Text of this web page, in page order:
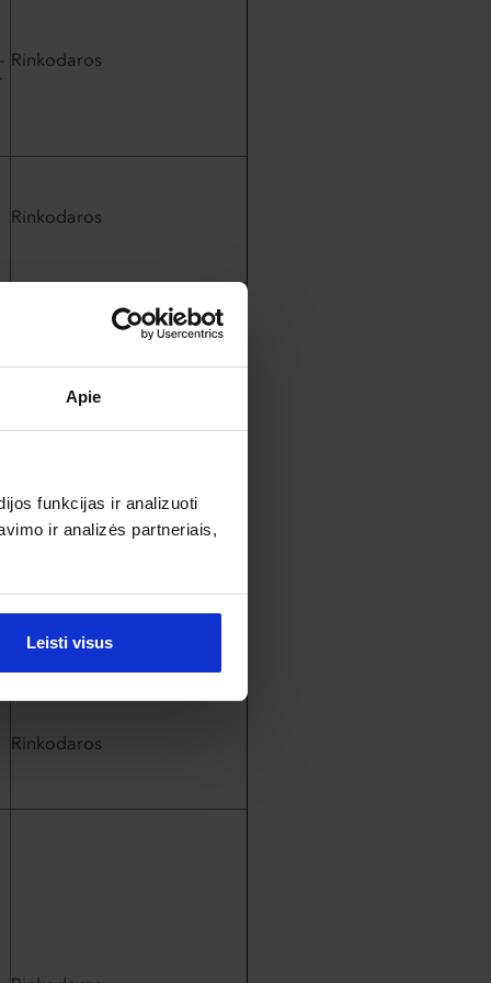
Apie
funkcijas ir analizuoti
ir analizės partneriais,
Leisti visus
Rinkodaros
Rinkodaros
Rinkodaros